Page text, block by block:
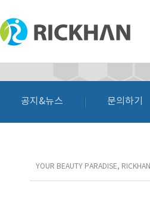
공지&뉴스 문의하기
YOUR BEAUTY PARADISE, RICKHAN